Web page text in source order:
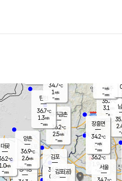
양주
35.3℃
3.1
-mm
경서동
파주금촌
36.2℃
2.5m/s
-mm
대곶
℃
1.0m/s
-mm
탄현
36.7℃
1.3m/s
-mm
김포
36.2℃
0.8 m/s
양촌
36.9℃
2.6m/s
-mm
은평
36.2℃
1.9 m/s
- mm
-
장흥면
34.2℃
-m/s
-mm
-m/s
-mm
김포(공)
서울
34.7℃
1 m/s
-mm